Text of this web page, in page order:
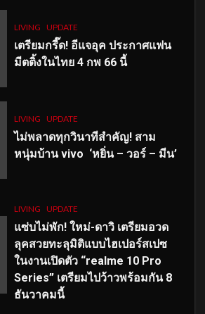
LIVING UPDATE
เตรียมกรี๊ด! อีแจอุค ประกาศแฟน
มีตติ้งในไทย 4 กพ 66 นี้
LIVING UPDATE
ไม่พลาดทุกวินาทีสำคัญ! สาม
หนุ่มบ้าน vivo ‘หยิ่น – วอร์ – มีน’
LIVING UPDATE
แซ่บไม่พัก! ใหม่-ดาวิ เตรียมอวด
ลุคสวยทะลุมิติแบบไฮเปอร์สเปซ
ในงานเปิดตัว “realme 10 Pro
Series” เตรียมไปว้าวพร้อมกัน 8
ธันวาคมนี้